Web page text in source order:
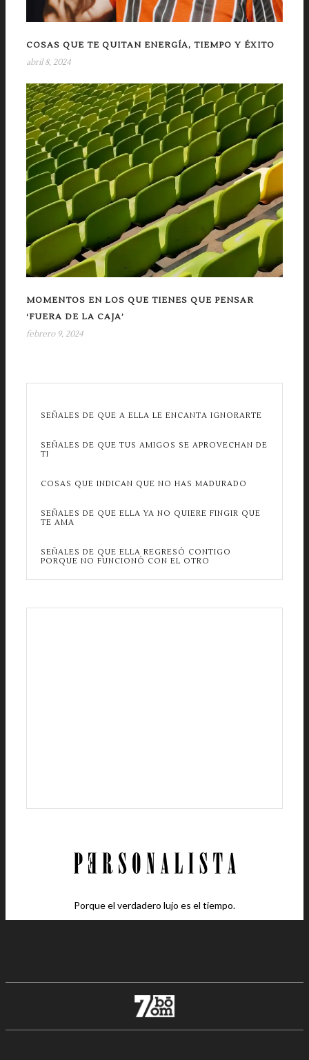
COSAS QUE TE QUITAN ENERGÍA, TIEMPO Y ÉXITO
abril 8, 2024
MOMENTOS EN LOS QUE TIENES QUE PENSAR
‘FUERA DE LA CAJA’
febrero 9, 2024
SEÑALES DE QUE A ELLA LE ENCANTA IGNORARTE
SEÑALES DE QUE TUS AMIGOS SE APROVECHAN DE
TI
COSAS QUE INDICAN QUE NO HAS MADURADO
SEÑALES DE QUE ELLA YA NO QUIERE FINGIR QUE
TE AMA
SEÑALES DE QUE ELLA REGRESÓ CONTIGO
PORQUE NO FUNCIONÓ CON EL OTRO
Porque el verdadero lujo es el tiempo.